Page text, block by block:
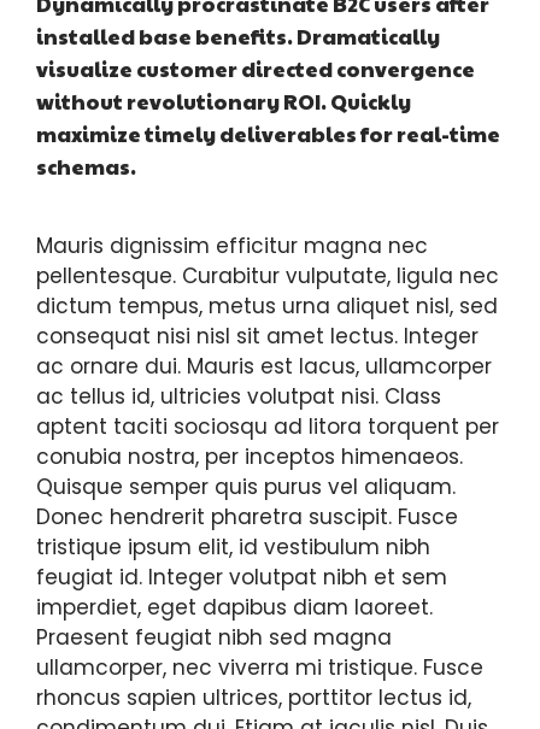
installed base benefits. Dramatically
visualize customer directed convergence
without revolutionary ROI. Quickly
maximize timely deliverables for real-time
schemas.
Mauris dignissim efficitur magna nec
pellentesque. Curabitur vulputate, ligula nec
dictum tempus, metus urna aliquet nisl, sed
consequat nisi nisl sit amet lectus. Integer
ac ornare dui. Mauris est lacus, ullamcorper
ac tellus id, ultricies volutpat nisi. Class
aptent taciti sociosqu ad litora torquent per
conubia nostra, per inceptos himenaeos.
Quisque semper quis purus vel aliquam.
Donec hendrerit pharetra suscipit. Fusce
tristique ipsum elit, id vestibulum nibh
feugiat id. Integer volutpat nibh et sem
imperdiet, eget dapibus diam laoreet.
Praesent feugiat nibh sed magna
ullamcorper, nec viverra mi tristique. Fusce
rhoncus sapien ultrices, porttitor lectus id,